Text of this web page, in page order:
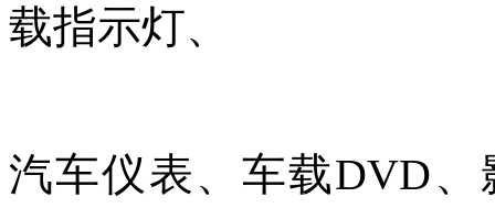
载指示灯、
汽车仪表、车载DVD